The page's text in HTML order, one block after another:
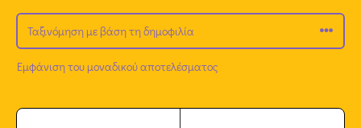
Εμφάνιση του μοναδικού αποτελέσματος